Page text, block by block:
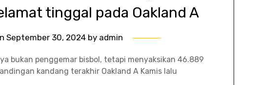
tinggal pada Oakland A
September 30, 2024 by admin
bukan penggemar bisbol, tetapi menyaksikan 46.889
kandang terakhir Oakland A Kamis lalu